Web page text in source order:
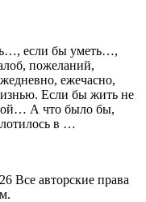
если бы уметь…,
пожеланий,
ежечасно,
Если бы жить не
А что было бы,
в …
Все авторские права